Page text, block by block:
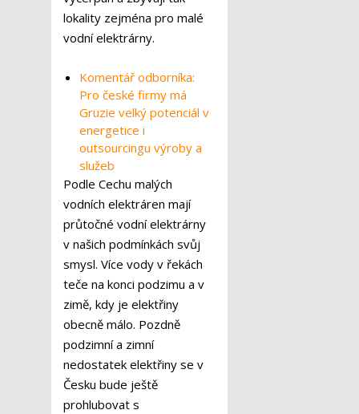
lokality zejména pro malé
vodní elektrárny.
Komentář odborníka:
Pro české firmy má
Gruzie velký potenciál v
energetice i
outsourcingu výroby a
služeb
Podle Cechu malých
vodních elektráren mají
průtočné vodní elektrárny
v našich podmínkách svůj
smysl. Více vody v řekách
teče na konci podzimu a v
zimě, kdy je elektřiny
obecně málo. Pozdně
podzimní a zimní
nedostatek elektřiny se v
Česku bude ještě
prohlubovat s